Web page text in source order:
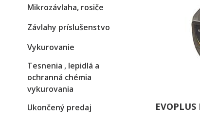
Mikrozávlaha, rosiče
Závlahy príslušenstvo
Vykurovanie
Tesnenia , lepidlá a
ochranná chémia
vykurovania
Ukončený predaj